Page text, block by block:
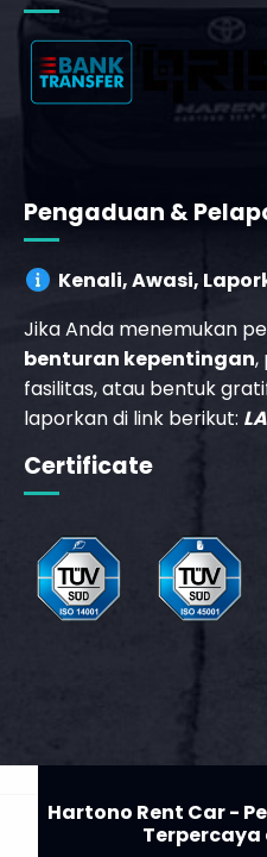
Pengaduan &
Kenali, Awasi,
Jika Anda menemukan
benturan kepentingan,
fasilitas, atau bentuk
laporkan di link berikut:
Certificate
Hartono Rent Car -
Terpercaya